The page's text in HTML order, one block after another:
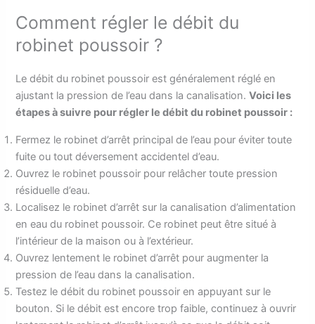
Comment régler le débit du
robinet poussoir ?
Le débit du robinet poussoir est généralement réglé en
ajustant la pression de l’eau dans la canalisation.Voici les
étapes à suivre pour régler le débit du robinet poussoir :
Fermez le robinet d’arrêt principal de l’eau pour éviter toute
fuite ou tout déversement accidentel d’eau.
Ouvrez le robinet poussoir pour relâcher toute pression
résiduelle d’eau.
Localisez le robinet d’arrêt sur la canalisation d’alimentation
en eau du robinet poussoir. Ce robinet peut être situé à
l’intérieur de la maison ou à l’extérieur.
Ouvrez lentement le robinet d’arrêt pour augmenter la
pression de l’eau dans la canalisation.
Testez le débit du robinet poussoir en appuyant sur le
bouton. Si le débit est encore trop faible, continuez à ouvrir